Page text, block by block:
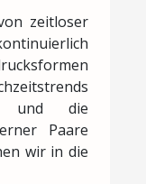
zeitloser
und die
Paare
wir in die